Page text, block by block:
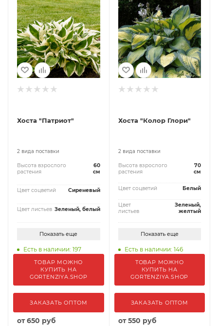
Хоста "Патриот"
2 вида поставки
Высота взрослого
растения
60
см
Цвет соцветий Сиреневый
Цвет листьев Зеленый, белый
Показать еще
Есть в наличии: 197
ТОВАР МОЖНО
КУПИТЬ НА
GORTENZIYA.SHOP
ЗАКАЗАТЬ ОПТОМ
от650 руб
Хоста "Колор Глори"
2 вида поставки
Высота взрослого
растения
70
см
Цвет соцветий Белый
Цвет
листьев
Зеленый,
желтый
Показать еще
Есть в наличии: 146
ТОВАР МОЖНО
КУПИТЬ НА
GORTENZIYA.SHOP
ЗАКАЗАТЬ ОПТОМ
от550 руб